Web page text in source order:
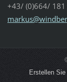
+43/ (0)664/ 181
markus@w
Erstellen